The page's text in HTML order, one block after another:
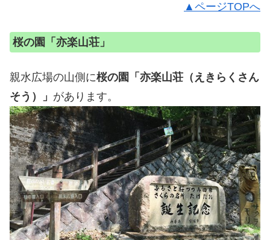
▲ページTOPへ
桜の園「亦楽山荘」
親水広場の山側に桜の園「亦楽山荘（えきらくさん
そう）」 があります。